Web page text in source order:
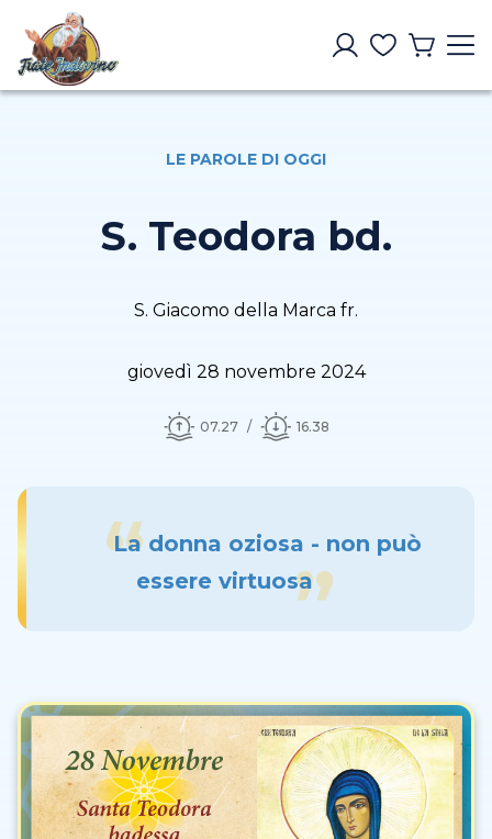
LE PAROLE DI OGGI
S. Teodora bd.
S. Giacomo della Marca fr.
giovedì 28 novembre 2024
07.27 16.38
La donna oziosa - non può
essere virtuosa